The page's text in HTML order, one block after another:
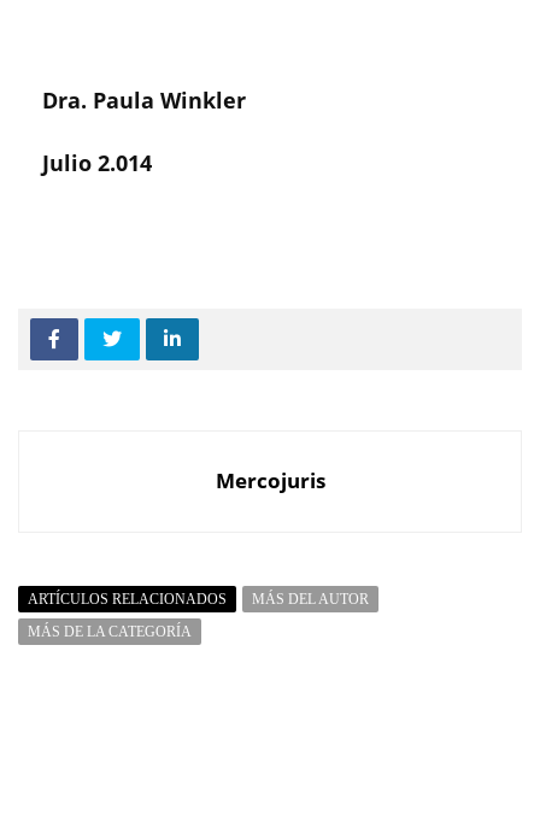
Dra. Paula Winkler
Julio 2.014
Mercojuris
ARTÍCULOS RELACIONADOS
MÁS DEL AUTOR
MÁS DE LA CATEGORÍA